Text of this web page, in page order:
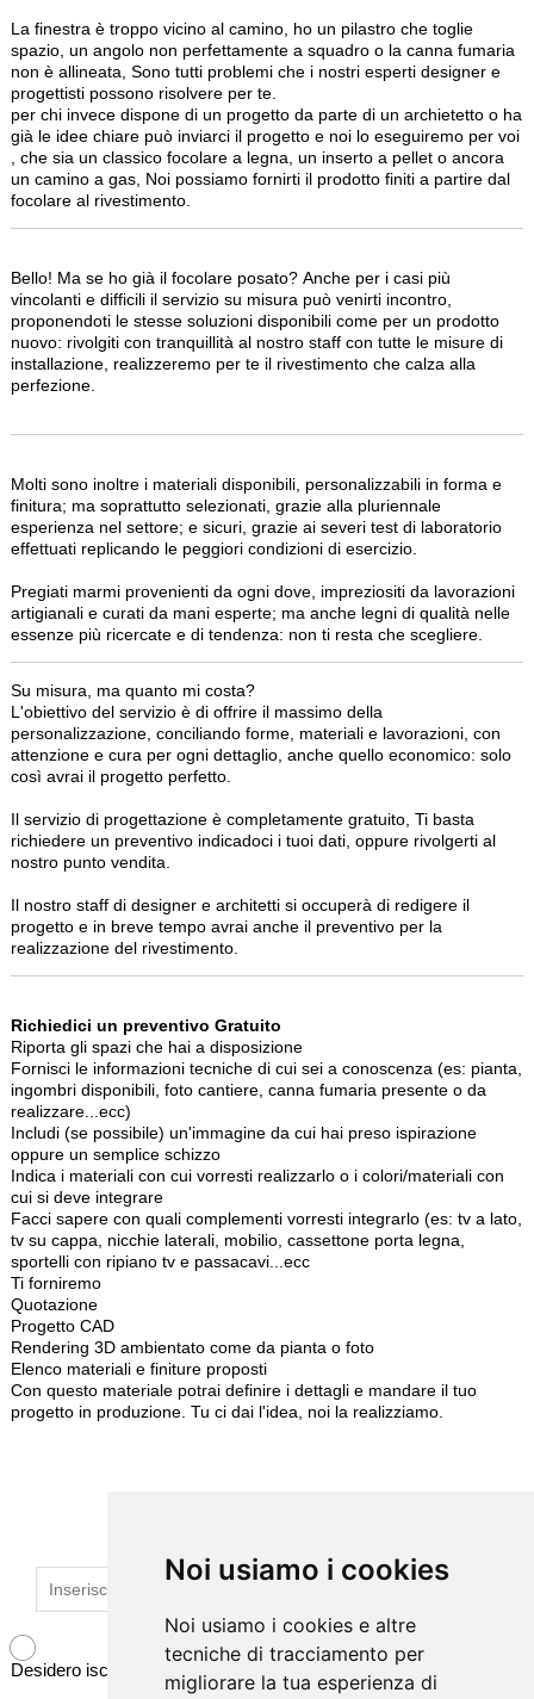
Noi usiamo i cookies
Noi usiamo i cookies e altre
tecniche di tracciamento per
migliorare la tua esperienza di
Noi usiamo i cookies
Noi usiamo i cookies e altre
tecniche di tracciamento per
migliorare la tua esperienza di
La finestra è troppo vicino al camino, ho un pilastro che toglie
spazio, un angolo non perfettamente a squadro o la canna fumaria
non è allineata, Sono tutti problemi che i nostri esperti designer e
progettisti possono risolvere per te.
per chi invece dispone di un progetto da parte di un archietetto o ha
già le idee chiare può inviarci il progetto e noi lo eseguiremo per voi
, che sia un classico focolare a legna, un inserto a pellet o ancora
un camino a gas, Noi possiamo fornirti il prodotto finiti a partire dal
focolare al rivestimento.
Bello! Ma se ho già il focolare posato? Anche per i casi più
vincolanti e difficili il servizio su misura può venirti incontro,
proponendoti le stesse soluzioni disponibili come per un prodotto
nuovo: rivolgiti con tranquillità al nostro staff con tutte le misure di
installazione, realizzeremo per te il rivestimento che calza alla
perfezione.
Molti sono inoltre i materiali disponibili, personalizzabili in forma e
finitura; ma soprattutto selezionati, grazie alla pluriennale
esperienza nel settore; e sicuri, grazie ai severi test di laboratorio
effettuati replicando le peggiori condizioni di esercizio.
Pregiati marmi provenienti da ogni dove, impreziositi da lavorazioni
artigianali e curati da mani esperte; ma anche legni di qualità nelle
essenze più ricercate e di tendenza: non ti resta che scegliere.
Su misura, ma quanto mi costa?
L'obiettivo del servizio è di offrire il massimo della
personalizzazione, conciliando forme, materiali e lavorazioni, con
attenzione e cura per ogni dettaglio, anche quello economico: solo
così avrai il progetto perfetto.
Il servizio di progettazione è completamente gratuito, Ti basta
richiedere un preventivo indicadoci i tuoi dati, oppure rivolgerti al
nostro punto vendita.
Il nostro staff di designer e architetti si occuperà di redigere il
progetto e in breve tempo avrai anche il preventivo per la
realizzazione del rivestimento.
Richiedici un preventivo Gratuito
Riporta gli spazi che hai a disposizione
Fornisci le informazioni tecniche di cui sei a conoscenza (es: pianta,
ingombri disponibili, foto cantiere, canna fumaria presente o da
realizzare...ecc)
Includi (se possibile) un'immagine da cui hai preso ispirazione
oppure un semplice schizzo
Indica i materiali con cui vorresti realizzarlo o i colori/materiali con
cui si deve integrare
Facci sapere con quali complementi vorresti integrarlo (es: tv a lato,
tv su cappa, nicchie laterali, mobilio, cassettone porta legna,
sportelli con ripiano tv e passacavi...ecc
Ti forniremo
Quotazione
Progetto CAD
Rendering 3D ambientato come da pianta o foto
Elenco materiali e finiture proposti
Con questo materiale potrai definire i dettagli e mandare il tuo
progetto in produzione. Tu ci dai l'idea, noi la realizziamo.
Desidero iscrivermi alla newsletter